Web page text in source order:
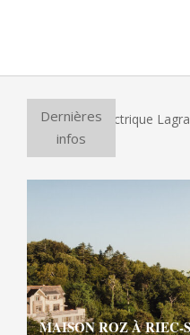
Dernières
infos
à pizza électrique Lagrange :
MAISON ROZ À RIEC-